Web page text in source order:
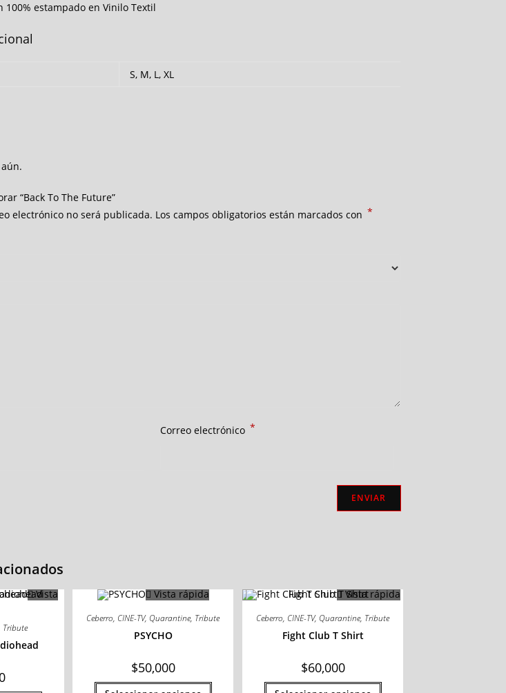
100% estampado en Vinilo Textil
S, M, L, XL
“Back To The Future”
electrónico no será publicada. Los campos obligatorios están marcados con *
Correo electrónico *
Vista
Tribute
Vista rápida
Ceberro, CINE-TV, Quarantine, Tribute
PSYCHO
$50,000
Vista rápida
Ceberro, CINE-TV, Quarantine, Tribute
Fight Club T Shirt
$60,000